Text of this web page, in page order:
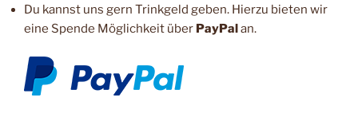
Du kannst uns gern Trinkgeld geben. Hierzu bieten wir
eine Spende Möglichkeit über PayPalan.